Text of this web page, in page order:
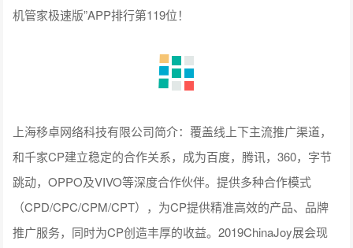
机管家极速版”APP排行第119位！
上海移卓网络科技有限公司简介：覆盖线上下主流推广渠道，
和千家CP建立稳定的合作关系，成为百度，腾讯，360，字节
跳动，OPPO及VIVO等深度合作伙伴。提供多种合作模式
（CPD/CPC/CPM/CPT），为CP提供精准高效的产品、品牌
推广服务，同时为CP创造丰厚的收益。2019ChinaJoy展会现